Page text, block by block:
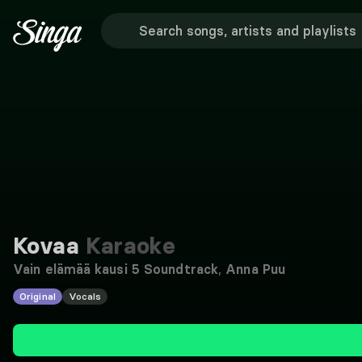
Kovaa Karaoke
Vain elämää kausi 5 Soundtrack, Anna Puu
Original Vocals